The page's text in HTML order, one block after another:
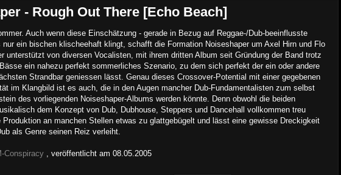
- Rough Out There [Echo Beach]
Auch wenn diese Einschätzung - gerade in Bezug auf Reggae-/Dub-beeinflusste
nur ein bischen klischeehaft klingt, schafft die Formation Noiseshaper um Axel Hirn und Flo
unterstützt von diversen Vocalisten, mit ihrem dritten Album seit Gründung der Band trotz
ein nahezu perfekt sommerliches Szenario, zu dem sich perfekt der ein oder andere
Strandbar geniessen lässt. Genau dieses Crossover-Potential mit einer gegebenen
im Klangbild ist es auch, die in den Augen mancher Dub-Fundamentalisten zum selbst
des vorliegenden Noiseshaper-Albums werden könnte. Denn obwohl die beiden
dem Konzept von Dub, Dubhouse, Steppers und Dancehall vollkommen treu
Produktion an manchen Stellen etwas zu glattgebügelt und lässt eine gewisse Dreckigkeit
als Genre seinen Reiz verleiht.
Conspiracy , veröffentlicht am 08.05.2005